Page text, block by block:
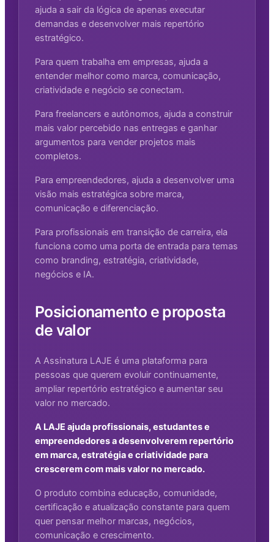
ajuda a sair da lógica de apenas executar
demandas e desenvolver mais repertório
estratégico.
Para quem trabalha em empresas, ajuda a
entender melhor como marca, comunicação,
criatividade e negócio se conectam.
Para freelancers e autônomos, ajuda a construir
mais valor percebido nas entregas e ganhar
argumentos para vender projetos mais
completos.
Para empreendedores, ajuda a desenvolver uma
visão mais estratégica sobre marca,
comunicação e diferenciação.
Para profissionais em transição de carreira, ela
funciona como uma porta de entrada para temas
como branding, estratégia, criatividade,
negócios e IA.
Posicionamento e proposta
de valor
A Assinatura LAJE é uma plataforma para
pessoas que querem evoluir continuamente,
ampliar repertório estratégico e aumentar seu
valor no mercado.
A LAJE ajuda profissionais, estudantes e
empreendedores a desenvolverem repertório
em marca, estratégia e criatividade para
crescerem com mais valor no mercado.
O produto combina educação, comunidade,
certificação e atualização constante para quem
quer pensar melhor marcas, negócios,
comunicação e crescimento.